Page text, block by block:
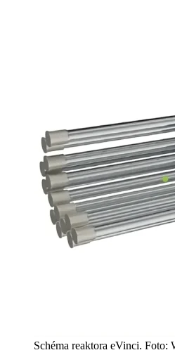
Schéma reaktora eVinci. Foto: